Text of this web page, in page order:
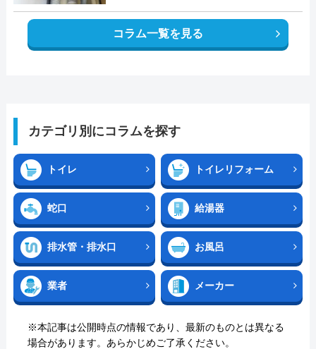
コラム一覧を見る
カテゴリ別にコラムを探す
トイレ トイレリフォーム
蛇口 給湯器
排水管・排水口 お風呂
業者 メーカー
※本記事は公開時点の情報であり、最新のものとは異なる
場合があります。あらかじめご了承ください。